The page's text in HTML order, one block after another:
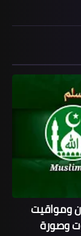
ومواقيت
وصورة